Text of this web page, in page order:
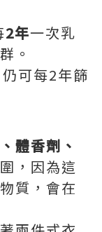
2年一次乳
。
可每2年篩
體香劑、
，因為這
質，會在